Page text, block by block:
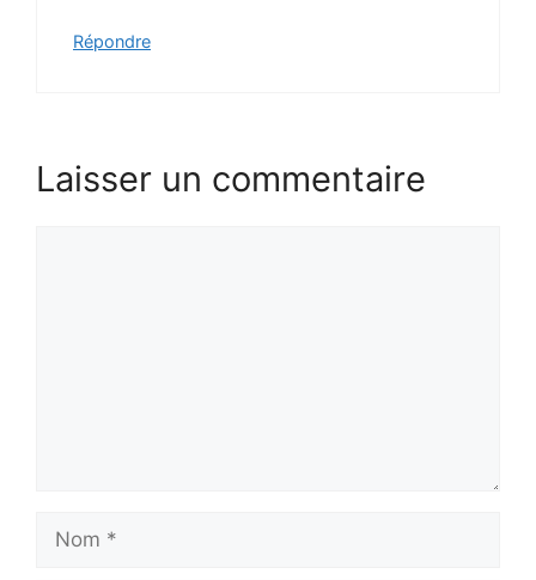
Répondre
Laisser un commentaire
Nom